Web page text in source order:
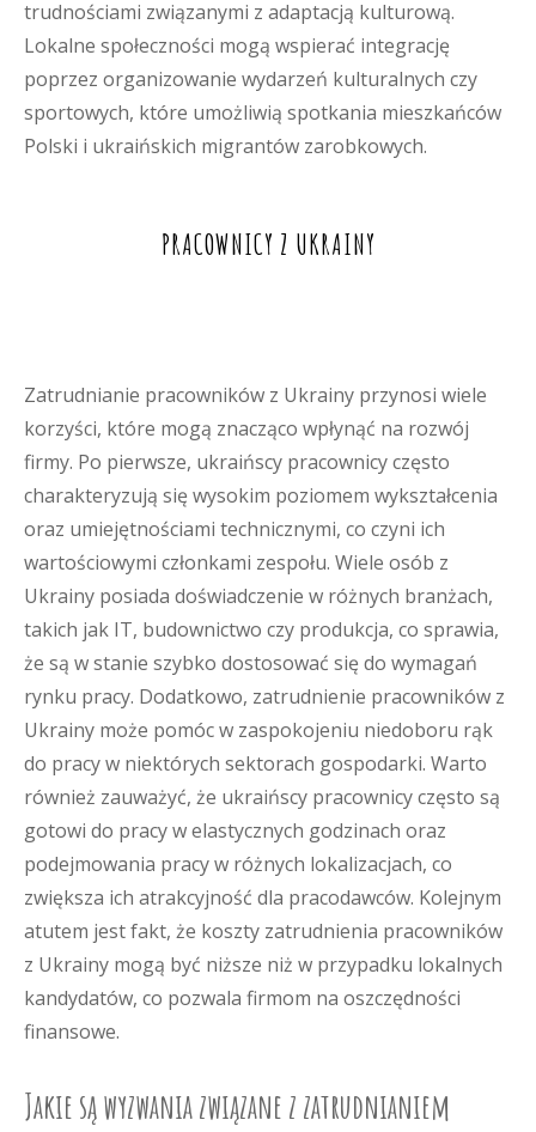
trudnościami związanymi z adaptacją kulturową.
Lokalne społeczności mogą wspierać integrację
poprzez organizowanie wydarzeń kulturalnych czy
sportowych, które umożliwią spotkania mieszkańców
Polski i ukraińskich migrantów zarobkowych.
PRACOWNICY Z UKRAINY
Zatrudnianie pracowników z Ukrainy przynosi wiele
korzyści, które mogą znacząco wpłynąć na rozwój
firmy. Po pierwsze, ukraińscy pracownicy często
charakteryzują się wysokim poziomem wykształcenia
oraz umiejętnościami technicznymi, co czyni ich
wartościowymi członkami zespołu. Wiele osób z
Ukrainy posiada doświadczenie w różnych branżach,
takich jak IT, budownictwo czy produkcja, co sprawia,
że są w stanie szybko dostosować się do wymagań
rynku pracy. Dodatkowo, zatrudnienie pracowników z
Ukrainy może pomóc w zaspokojeniu niedoboru rąk
do pracy w niektórych sektorach gospodarki. Warto
również zauważyć, że ukraińscy pracownicy często są
gotowi do pracy w elastycznych godzinach oraz
podejmowania pracy w różnych lokalizacjach, co
zwiększa ich atrakcyjność dla pracodawców. Kolejnym
atutem jest fakt, że koszty zatrudnienia pracowników
z Ukrainy mogą być niższe niż w przypadku lokalnych
kandydatów, co pozwala firmom na oszczędności
finansowe.
Jakie są wyzwania związane z zatrudnianiem